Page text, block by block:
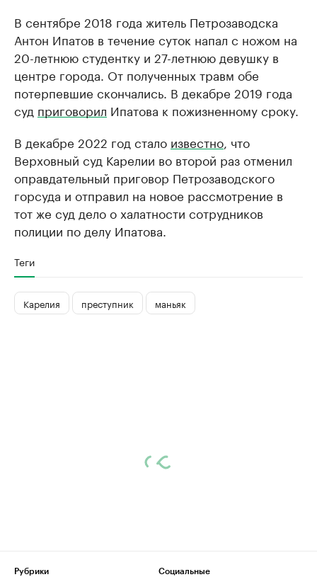
В сентябре 2018 года житель Петрозаводска
Антон Ипатов в течение суток напал с ножом на
20-летнюю студентку и 27-летнюю девушку в
центре города. От полученных травм обе
потерпевшие скончались. В декабре 2019 года
суд приговорил Ипатова к пожизненному сроку.
В декабре 2022 год стало известно, что
Верховный суд Карелии во второй раз отменил
оправдательный приговор Петрозаводского
горсуда и отправил на новое рассмотрение в
тот же суд дело о халатности сотрудников
полиции по делу Ипатова.
Теги
Карелия преступник маньяк
Рубрики
Социальные